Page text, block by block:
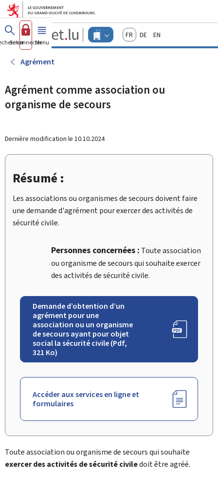
Aller au menu principal
Aller au contenu
Guichet.lu
Changer
d'espace
actif
FrançaisDeutschEnglish
Se connecterMenu principal
Agrément
Agrément comme association ou
organisme de secours
Dernière modification le 10.10.2024
Résumé :
Les associations ou organismes de secours doivent faire
une demande d'agrément pour exercer des activités de
sécurité civile.
Personnes concernées : Toute association
ou organisme de secours qui souhaite exercer
des activités de sécurité civile.
Demande d’obtention d’un
agrément pour une
association ou un organisme
de secours ayant pour objet
social la sécurité civile (Pdf,
321 Ko)
Accéder aux services en ligne et
formulaires
Toute association ou organisme de secours qui souhaite
exercer des activités de sécurité civiledoit être agréé.